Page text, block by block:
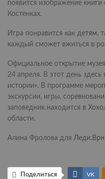
появится изображение
Костенках.
Игра понравится как детям,
каждый сможет вжиться в
Официальное открытие
24 апреля. В этот день
истории». В программе
экскурсии, игры,
заповедник находится в
области.
Алина Фролова для Леди.Врн
Поделиться VK